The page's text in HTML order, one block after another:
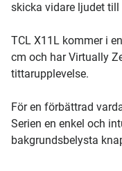
skicka vidare ljudet till
TCL X11L kommer i
cm och har Virtually
tittarupplevelse.
För en förbättrad
Serien en enkel och
bakgrundsbelysta